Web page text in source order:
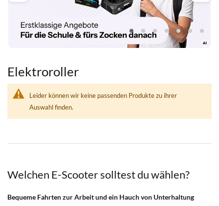
Elektroroller
Leider können wir keine passenden Produkte zu ihrer
Auswahl finden.
Welchen E-Scooter solltest du wählen?
Bequeme Fahrten zur Arbeit und ein Hauch von Unterhaltung